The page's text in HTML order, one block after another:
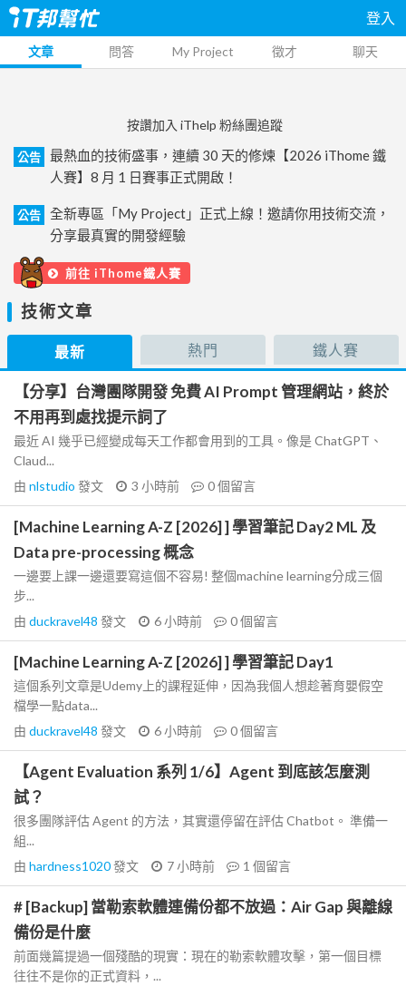
登入
文章 問答 My Project 徵才 聊天
按讚加入 iThelp 粉絲團追蹤
公告
最熱血的技術盛事，連續 30 天的修煉【2026 iThome 鐵
人賽】8 月 1 日賽事正式開啟！
公告
全新專區「My Project」正式上線！邀請你用技術交流，
分享最真實的開發經驗
前往 iThome鐵人賽
技術文章
最新 熱門 鐵人賽
【分享】台灣團隊開發 免費 AI Prompt 管理網站，終於
不用再到處找提示詞了
最近 AI 幾乎已經變成每天工作都會用到的工具。像是 ChatGPT、
Claud...
由 nlstudio 發文 3 小時前 0個留言
[Machine Learning A-Z [2026] ] 學習筆記 Day2 ML 及
Data pre-processing 概念
一邊要上課一邊還要寫這個不容易! 整個machine learning分成三個
步...
由 duckravel48 發文 6 小時前 0個留言
[Machine Learning A-Z [2026] ] 學習筆記 Day1
這個系列文章是Udemy上的課程延伸，因為我個人想趁著育嬰假空
檔學一點data...
由 duckravel48 發文 6 小時前 0個留言
【Agent Evaluation 系列 1/6】Agent 到底該怎麼測
試？
很多團隊評估 Agent 的方法，其實還停留在評估 Chatbot。 準備一
組...
由 hardness1020發文 7 小時前 1 個留言
# [Backup] 當勒索軟體連備份都不放過：Air Gap 與離線
備份是什麼
前面幾篇提過一個殘酷的現實：現在的勒索軟體攻擊，第一個目標
往往不是你的正式資料，...